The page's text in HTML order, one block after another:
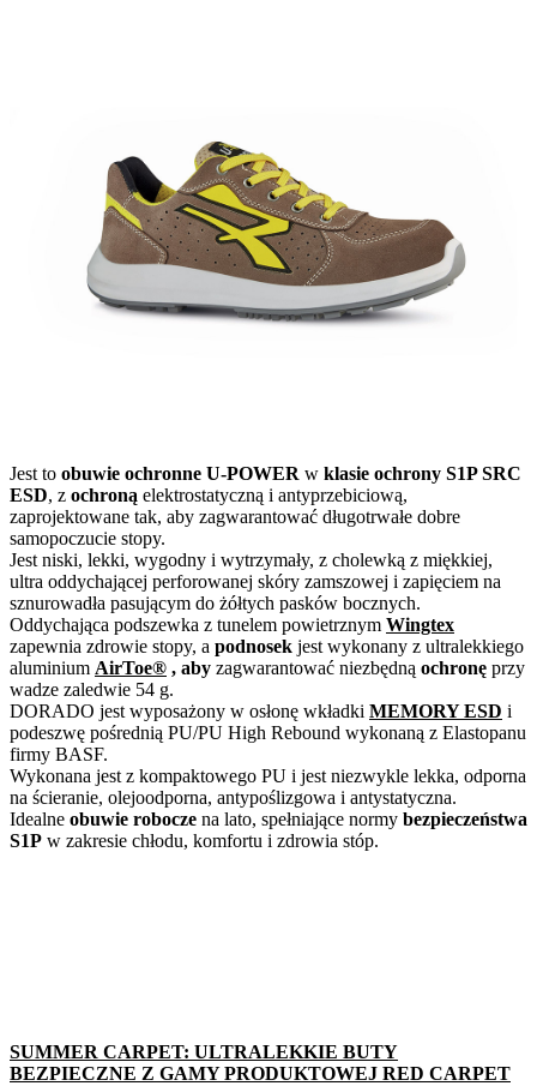
Jest to obuwie ochronne U-POWER w klasie ochrony S1P SRC
ESD, z ochroną elektrostatyczną i antyprzebiciową,
zaprojektowane tak, aby zagwarantować długotrwałe dobre
samopoczucie stopy.
Jest niski, lekki, wygodny i wytrzymały, z cholewką z miękkiej,
ultra oddychającej perforowanej skóry zamszowej i zapięciem na
sznurowadła pasującym do żółtych pasków bocznych.
Oddychająca podszewka z tunelem powietrznym Wingtex
zapewnia zdrowie stopy, a podnosek jest wykonany z ultralekkiego
aluminium AirToe® , aby zagwarantować niezbędną ochronę przy
wadze zaledwie 54 g.
DORADO jest wyposażony w osłonę wkładki MEMORY ESD i
podeszwę pośrednią PU/PU High Rebound wykonaną z Elastopanu
firmy BASF.
Wykonana jest z kompaktowego PU i jest niezwykle lekka, odporna
na ścieranie, olejoodporna, antypoślizgowa i antystatyczna.
Idealne obuwie robocze na lato, spełniające normy bezpieczeństwa
S1P w zakresie chłodu, komfortu i zdrowia stóp.
SUMMER CARPET: ULTRALEKKIE BUTY
BEZPIECZNE Z GAMY PRODUKTOWEJ RED CARPET